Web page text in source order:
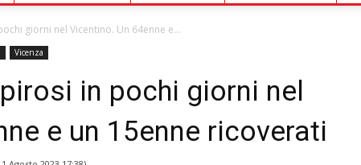
giorni nel Vicentino. Un 64enne e...
Vicenza
in pochi giorni nel
e un 15enne ricoverati